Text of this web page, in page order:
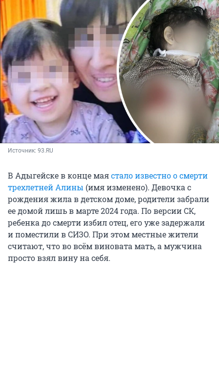
Источник: 93.RU
В Адыгейске в конце маястало известно о смерти
трехлетней Алины (имя изменено). Девочка с
рождения жила в детском доме, родители забрали
ее домой лишь в марте 2024 года. По версии СК,
ребенка до смерти избил отец, его уже задержали
и поместили в СИЗО. При этом местные жители
считают, что во всём виновата мать, а мужчина
просто взял вину на себя.